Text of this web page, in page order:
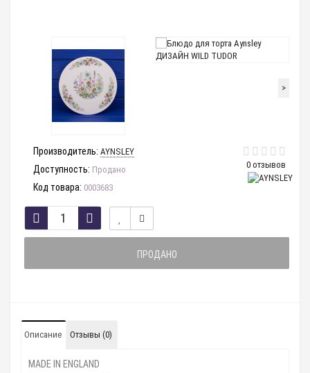
>
0 отзывов
Производитель: AYNSLEY
Доступность: Продано
Код товара: 0003683
ПРОДАНО
Описание Отзывы (0)
MADE IN ENGLAND